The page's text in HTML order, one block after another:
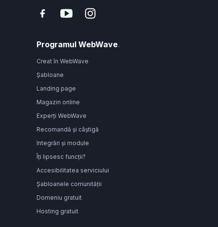
Programul WebWave.
Creat în WebWave
Șabloane
Landing page
Magazin online
Experți WebWave
Recomandă și câștigă
Integrări și module
Îți lipsesc funcții?
Accesibilitatea serviciului
Șabloanele comunității
Domeniu gratuit
Hosting gratuit